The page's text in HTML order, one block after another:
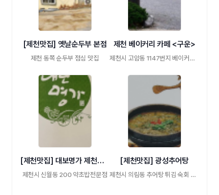
[제천맛집] 옛날순두부 본점
제천 동쪽 순두부 점심 맛집
제천 베이커리 카페 <구운>
제천시 고암동 1147번지 베이커리카페 엔틱소 …
[제천맛집] 대보명가 제천본점
제천시 신월동 200 약초밥전문점
[제천맛집] 광성추어탕
제천시 의림동 추어탕 튀김 숙회 조림